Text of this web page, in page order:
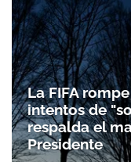
La FIFA
intentos de
respalda el
Presidente